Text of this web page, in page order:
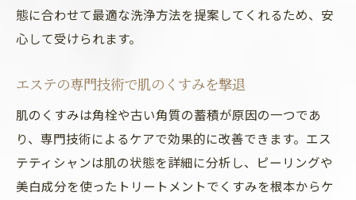
態に合わせて最適な洗浄方法を提案してくれるため、安
心して受けられます。
エステの専門技術で肌のくすみを撃退
肌のくすみは角栓や古い角質の蓄積が原因の一つであ
り、専門技術によるケアで効果的に改善できます。エス
テティシャンは肌の状態を詳細に分析し、ピーリングや
美白成分を使ったトリートメントでくすみを根本からケ